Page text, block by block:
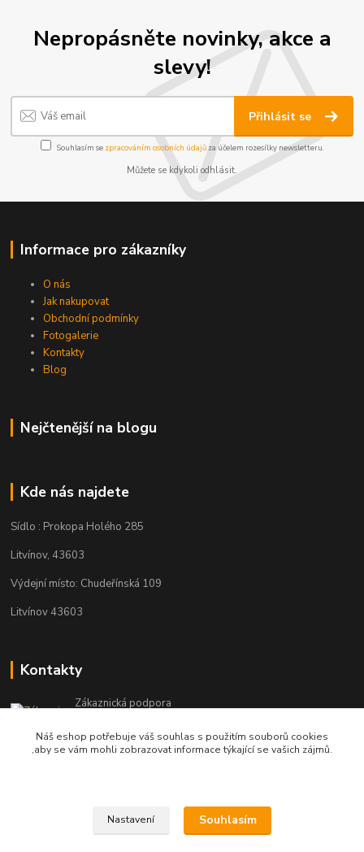
Nepropásněte novinky, akce a
slevy!
Přihlásit se
Souhlasím se zpracováním osobních údajůza účelem rozesílky newsletteru.
Můžete se kdykoli odhlásit.
Informace pro zákazníky
O nás
Jak nakupovat
Obchodní podmínky
Fotogalerie
Kontakty
Blog
Nejčtenější na blogu
Kde nás najdete
Sídlo : Prokopa Holého 285
Litvínov, 43603
Výdejní místo: Chudeřínská 109
Litvínov 43603
Kontakty
Zákaznická podpora
(Po-Pá, 8-16 hod.)
Náš eshop potřebuje váš souhlas s použitím souborů cookies
,aby se vám mohli zobrazovat informace týkající se vašich zájmů.
Nastavení Souhlasím